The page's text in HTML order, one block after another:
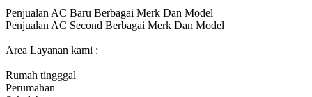
Penjualan AC Baru Berbagai Merk Dan Model
Penjualan AC Second Berbagai Merk Dan Model
Area Layanan kami :
Rumah tingggal
Perumahan